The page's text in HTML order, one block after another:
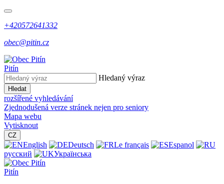
+420572641332
obec@pitin.cz
Pitín
Hledaný výraz
Hledat
rozšířené vyhledávání
Zjednodušená verze stránek nejen pro seniory
Mapa webu
Vytisknout
CZ
English Deutsch Le français
Espanol
русский
Українська
Pitín